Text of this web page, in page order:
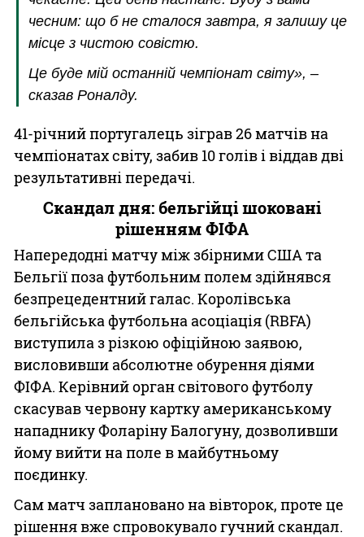
чесним: що б не сталося завтра, я залишу це
місце з чистою совістю.
Це буде мій останній чемпіонат світу», –
сказав Роналду.
41-річний португалець зіграв 26 матчів на
чемпіонатах світу, забив 10 голів і віддав дві
результативні передачі.
Скандал дня: бельгійці шоковані
рішенням ФІФА
Напередодні матчу між збірними США та
Бельгії поза футбольним полем здійнявся
безпрецедентний галас. Королівська
бельгійська футбольна асоціація (RBFA)
виступила з різкою офіційною заявою,
висловивши абсолютне обурення діями
ФІФА. Керівний орган світового футболу
скасував червону картку американському
нападнику Фоларіну Балогуну, дозволивши
йому вийти на поле в майбутньому
поєдинку.
Сам матч заплановано на вівторок, проте це
рішення вже спровокувало гучний скандал.